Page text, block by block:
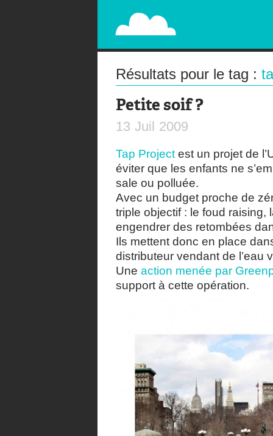
PAPERPLANE
STREET, AMBIENT, GUÉRILLA MARKETING
Résultats pour le tag :
Petite soif ?
13 Juil 2009
Tap Project est un projet de
éviter que les enfants ne
sale ou polluée.
Avec un budget proche de
triple objectif : le foud
engendrer des retombées
Ils mettent donc en place
distributeur vendant de l’eau
Une action menée par
support à cette opération.